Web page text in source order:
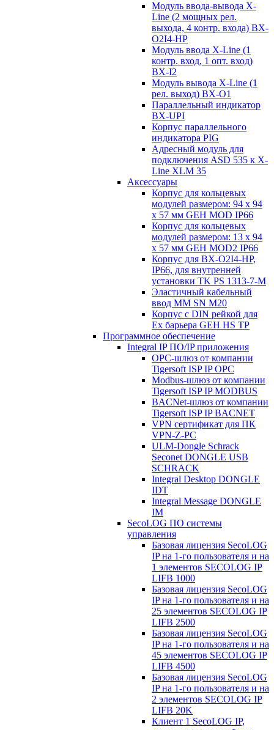
Модуль ввода-вывода X-
Line (2 мощных рел.
выхода, 4 контр. входа) BX-
O2I4-HP
Модуль ввода X-Line (1
контр. вход, 1 опт. вход)
BX-I2
Модуль вывода X-Line (1
рел. выход) BX-O1
Параллельный индикатор
BX-UPI
Корпус параллельного
индикатора PIG
Адресный модуль для
подключения ASD 535 к X-
Line XLM 35
Аксессуары
Корпус для кольцевых
модулей размером: 94 x 94
x 57 мм GEH MOD IP66
Корпус для кольцевых
модулей размером: 13 x 94
x 57 мм GEH MOD2 IP66
Корпус для BX-O2I4-HP,
IP66, для внутренней
установки TK PS 1313-7-M
Эластичный кабельный
ввод MM SN M20
Корпус с DIN рейкой для
Ex барьера GEH HS TP
Программное обеспечение
Integral IP ПО/IP приложения
OPC-шлюз от компании
Tigersoft ISP IP OPC
Modbus-шлюз от компании
Tigersoft ISP IP MODBUS
BACNet-шлюз от компании
Tigersoft ISP IP BACNET
VPN сертификат для ПК
VPN-Z-PC
ULM-Dongle Schrack
Seconet DONGLE USB
SCHRACK
Integral Desktop DONGLE
IDT
Integral Message DONGLE
IM
SecoLOG ПО системы
управления
Базовая лицензия SecoLOG
IP на 1-го пользователя и на
1 элементов SECOLOG IP
LIFB 1000
Базовая лицензия SecoLOG
IP на 1-го пользователя и на
25 элементов SECOLOG IP
LIFB 2500
Базовая лицензия SecoLOG
IP на 1-го пользователя и на
45 элементов SECOLOG IP
LIFB 4500
Базовая лицензия SecoLOG
IP на 1-го пользователя и на
2 элементов SECOLOG IP
LIFB 20K
Клиент 1 SecoLOG IP,